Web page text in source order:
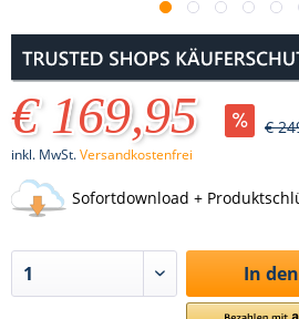
€ 169,95 €
inkl. MwSt.Versandkostenfrei
Sofortdownload +
In den